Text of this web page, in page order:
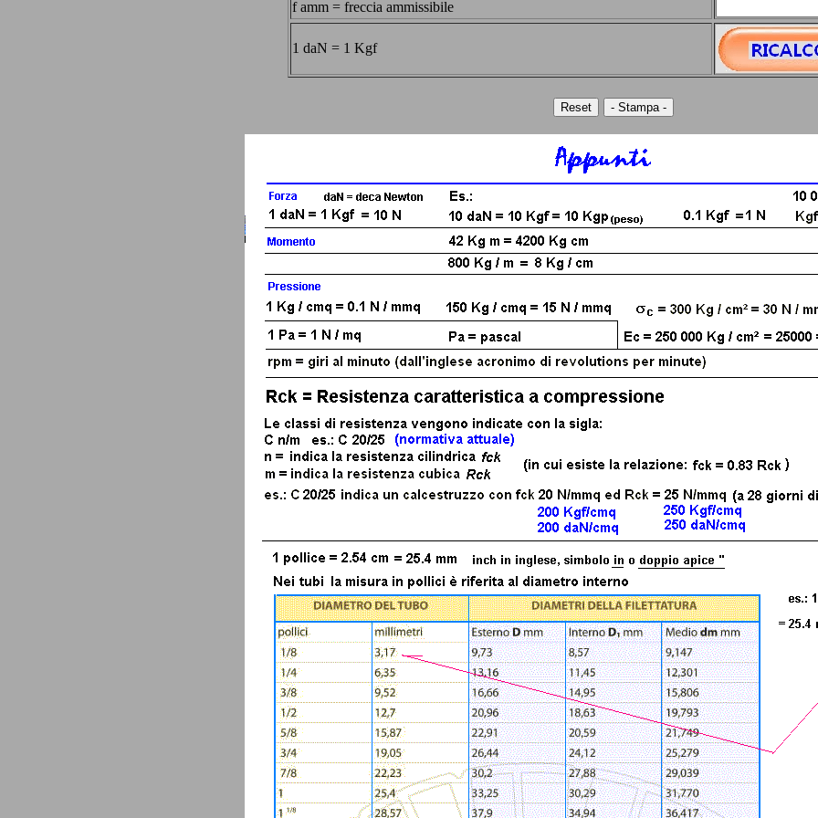
f amm = freccia ammissibile
1 daN = 1 Kgf
- Stampa -